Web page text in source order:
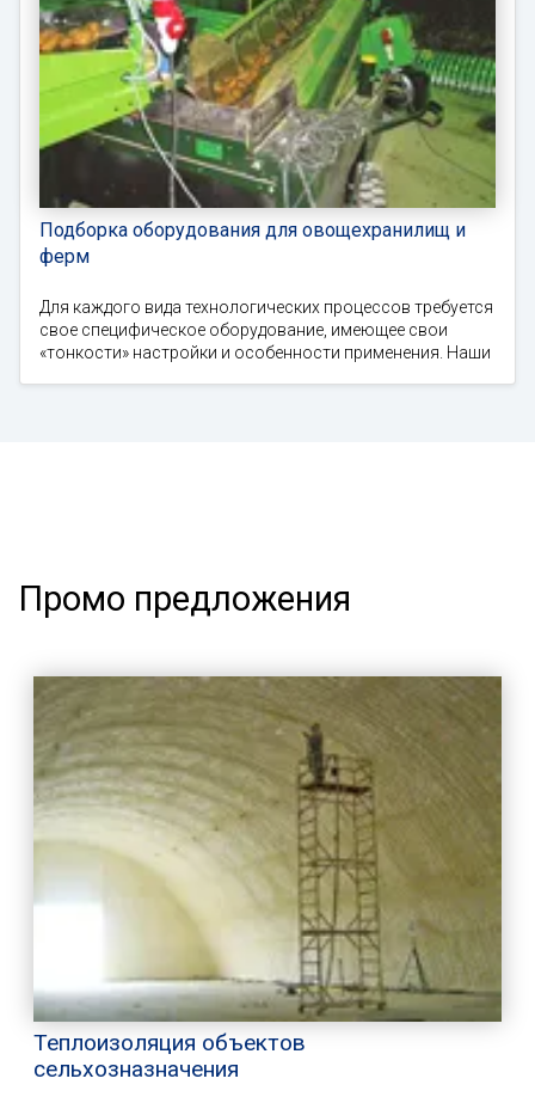
Подборка оборудования для овощехранилищ и
ферм
Для каждого вида технологических процессов требуется
свое специфическое оборудование, имеющее свои
«тонкости» настройки и особенности применения. Наши
Промо предложения
Теплоизоляция объектов
сельхозназначения